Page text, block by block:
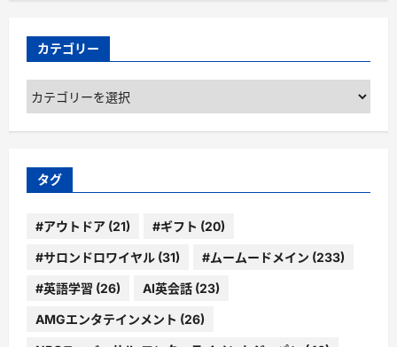
カテゴリー
カ
テ
ゴ
ー
タグ
#アウトドア (21) #ギフト (20)
#サロンドロワイヤル (31) #ムームードメイン (233)
#英語学習 (26) AI英会話 (23)
AMGエンタテインメント (26)